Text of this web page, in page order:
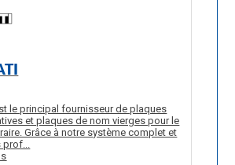
le principal fournisseur de plaques
et plaques de nom vierges pour le
Grâce à notre système complet et